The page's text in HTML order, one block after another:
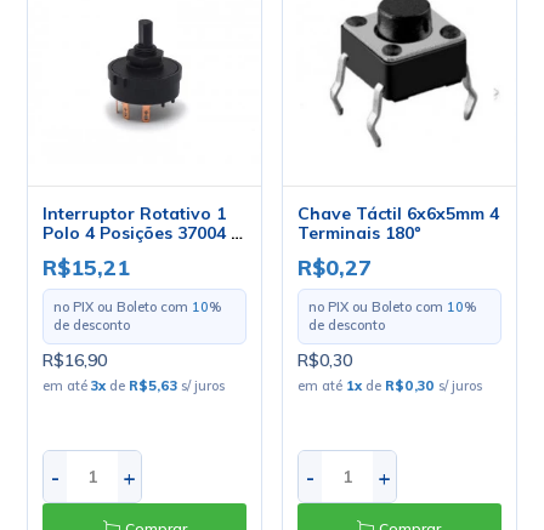
Interruptor Rotativo 1
Polo 4 Posições 37004 -
Margirius
R$15,21
no PIX ou Boleto com 10%
de desconto
R$16,90
em até3x de R$5,63 s/ juros
- +
Chave Táctil 6x6x5mm 4
Terminais 180º
R$0,27
no PIX ou Boleto com 10%
de desconto
R$0,30
em até 1x de R$0,30 s/ juros
- +